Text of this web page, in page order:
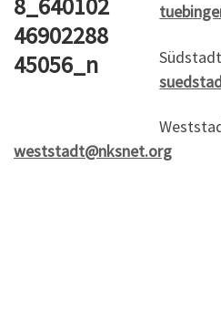
Südstadt
weststadt@nksnet.org